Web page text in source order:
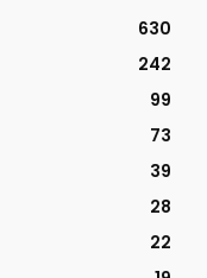
630
242
99
73
39
28
22